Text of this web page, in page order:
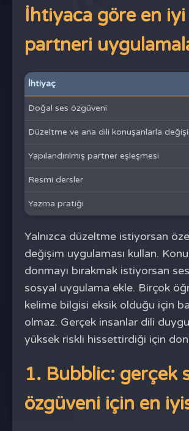
İhtiyaca göre en
partneri
İhtiyaç
Doğal ses özgüveni
Düzeltme ve ana dili konuşanlarla
Yapılandırılmış partner eşleşmesi
Resmi dersler
Yazma pratiği
Yalnızca düzeltme istiyorsan
değişim uygulaması kullan.
donmayı bırakmak istiyorsan
sosyal uygulama ekle. Birçok
kelime bilgisi eksik olduğu için
olmaz. Gerçek insanlar dili
yüksek riskli hissettirdiği için
1. Bubblic: gerçek
özgüveni için en